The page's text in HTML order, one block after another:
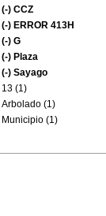
(-) CCZ
(-) ERROR 413H
(-) G
(-) Plaza
(-) Sayago
13 (1)
Arbolado (1)
Municipio (1)